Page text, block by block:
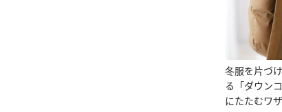
冬服を片づ
る「ダウン
にたたむワザ